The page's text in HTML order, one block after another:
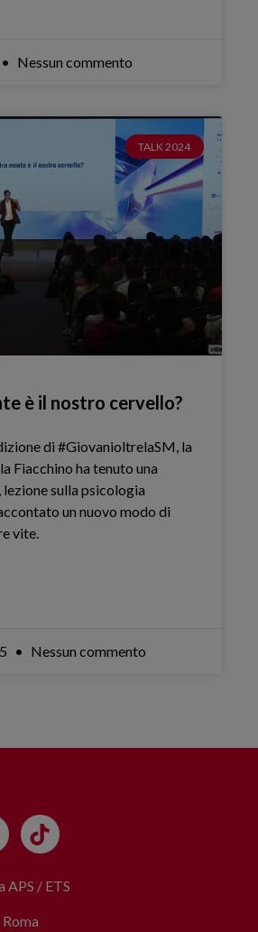
Nessun commento
TALK 2024
è il nostro cervello?
di #GiovanioltrelaSM, la
Fiacchino ha tenuto una
sulla psicologia
un nuovo modo di
vite.
Nessun commento
/ ETS